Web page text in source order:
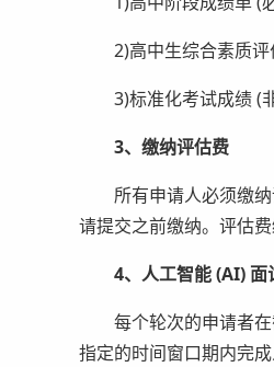
2)高中生综合素质评
3)标准化考试成绩 (
3、缴纳评估费
所有申请人必须缴纳
请提交之前缴纳。评估
4、人工智能 (AI) 面
每个轮次的申请者在
指定的时间窗口期内完